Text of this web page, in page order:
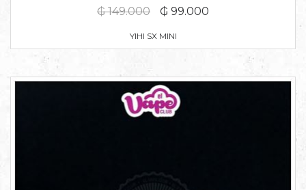
₲ 149.000 ₲ 99.000
YIHI SX MINI